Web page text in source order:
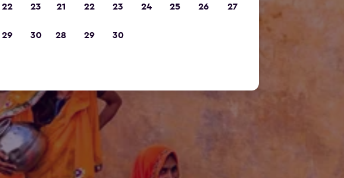
22 23
29 30
21 22 23 24 25 26 27
28 29 30